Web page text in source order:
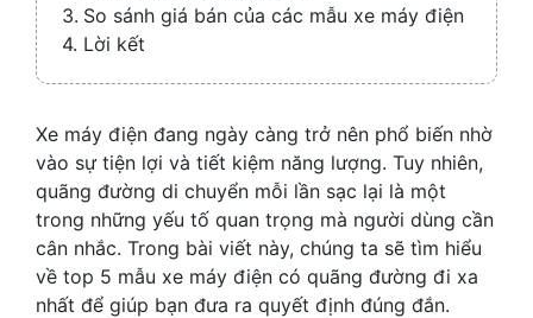
So sánh giá bán của các mẫu xe máy điện
Lời kết
Xe máy điện đang ngày càng trở nên phổ biến nhờ
vào sự tiện lợi và tiết kiệm năng lượng. Tuy nhiên,
quãng đường di chuyển mỗi lần sạc lại là một
trong những yếu tố quan trọng mà người dùng cần
cân nhắc. Trong bài viết này, chúng ta sẽ tìm hiểu
về top 5 mẫu xe máy điện có quãng đường đi xa
nhất để giúp bạn đưa ra quyết định đúng đắn.